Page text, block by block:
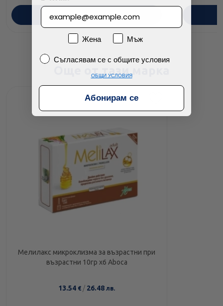
ПОРЪЧАЙ
Още от тази марка
Мелилакс микроклизма за възрастни при
възрастни 10гр х6 Aboca
13.54 € / 26.48 лв.
ПолЖена
Мъж
Съгласявам се с общите условия
Съгласявам се с общите условия
ОБЩИ УСЛОВИЯ
Абонирам се